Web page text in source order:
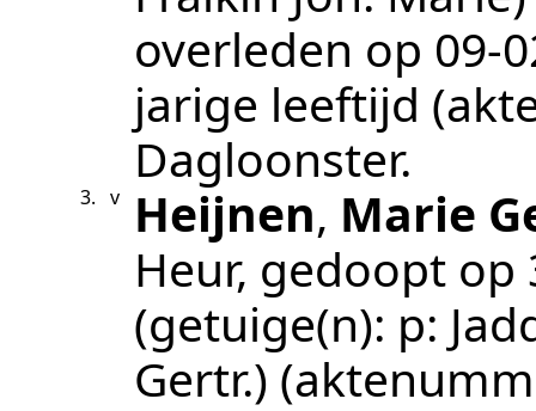
overleden op
jarige leeftijd
Dagloonster.
3. v Heijnen, Marie
Heur, gedoopt op
(getuige(n): p:
Gertr.)